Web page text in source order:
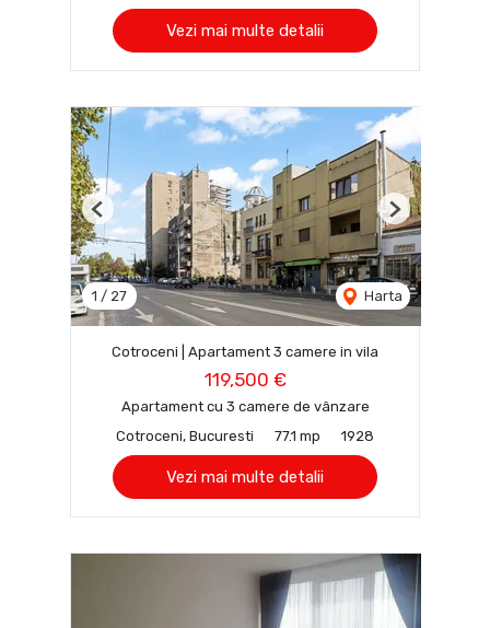
Vezi mai multe detalii
1 / 27 Harta
Previous Next
Cotroceni | Apartament 3 camere in vila
119,500 €
Apartament cu 3 camere de vânzare
Cotroceni, Bucuresti
77.1 mp 1928
Vezi mai multe detalii